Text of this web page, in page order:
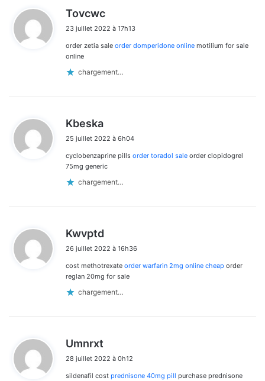
Tovcwc
t
23 juillet 2022 à 17h13
order zetia sale order domperidone online motilium for sale
online
chargement…
Kbeska
t
:
25 juillet 2022 à 6h04
cyclobenzaprine pills order toradol sale order clopidogrel
75mg generic
chargement…
Kwvptd
t
26 juillet 2022 à 16h36
cost methotrexate order warfarin 2mg online cheap order
reglan 20mg for sale
chargement…
Umnrxt
t
28 juillet 2022 à 0h12
sildenafil cost prednisone 40mg pill purchase prednisone